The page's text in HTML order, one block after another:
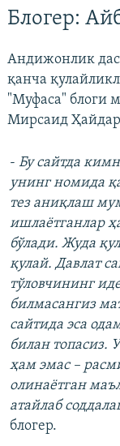
Блогер:
Андижонлик
қанча
"Муфаса" блоги
Мирсаид
- Бу сайтда
унинг номида
тез аниқлаш
ишлаётганлар
бўлади. Жуда
қулай. Давлат
тўловчининг
билмасангиз
сайтида эса
билан топасиз.
ҳам эмас –
олинаётган
атайлаб
блогер.